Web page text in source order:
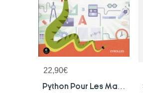
22,90€